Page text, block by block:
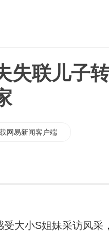
失联儿子
网易新闻客户端
受大小S姐妹采访风采